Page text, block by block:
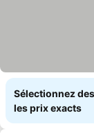
Sélectionnez
les prix exacts